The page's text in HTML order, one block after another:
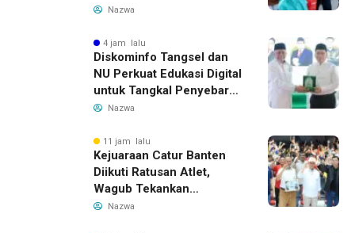
Gubernur Banten
Nazwa
4 jam lalu
Diskominfo Tangsel dan
NU Perkuat Edukasi Digital
untuk Tangkal Penyebaran
Hoaks
Nazwa
11 jam lalu
Kejuaraan Catur Banten
Diikuti Ratusan Atlet,
Wagub Tekankan
Pembinaan Dini
Nazwa